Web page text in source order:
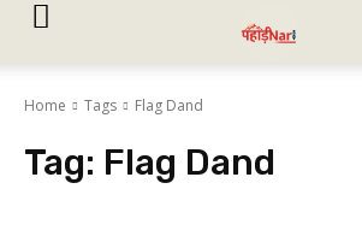
Home Tags Flag Dand
Tag: Flag Dand